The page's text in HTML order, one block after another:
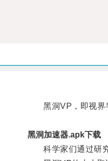
黑洞VP，即视界半
黑洞加速器.apk下载
科学家们通过研究